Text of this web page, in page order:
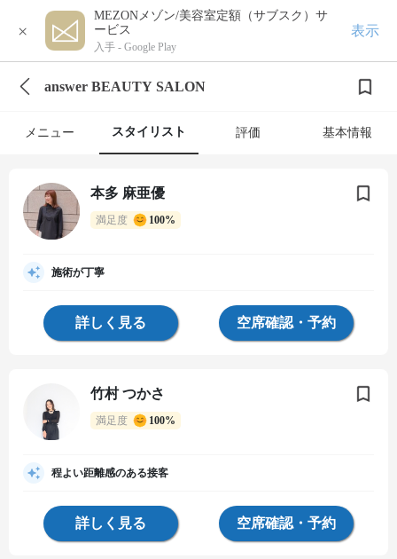
×
MEZONメゾン/美容室定額（サブスク）サ
ービス
入手 - Google Play
表示
answer BEAUTY SALON
メニュー スタイリスト 評価 基本情報
本多 麻亜優
満足度 100%
施術が丁寧
詳しく見る 空席確認・予約
竹村 つかさ
満足度 100%
程よい距離感のある接客
詳しく見る 空席確認・予約